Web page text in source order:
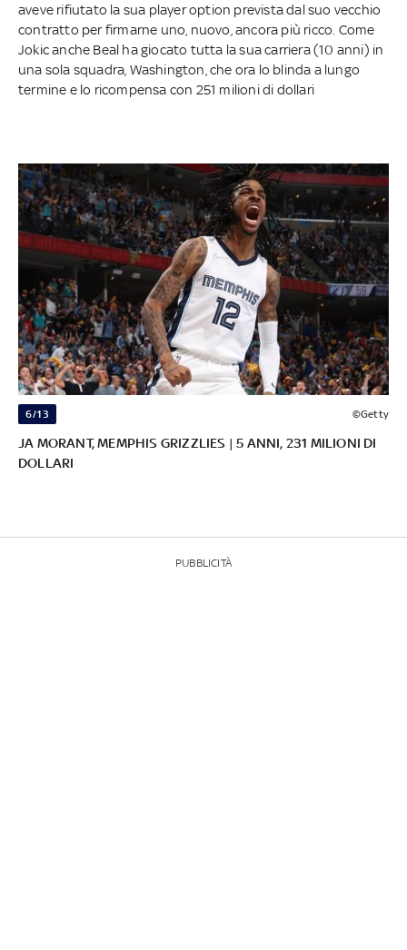
aveve rifiutato la sua player option prevista dal suo vecchio
contratto per firmarne uno, nuovo, ancora più ricco. Come
Jokic anche Beal ha giocato tutta la sua carriera (10 anni) in
una sola squadra, Washington, che ora lo blinda a lungo
termine e lo ricompensa con 251 milioni di dollari
6/13 ©Getty
JA MORANT, MEMPHIS GRIZZLIES | 5 ANNI, 231 MILIONI DI
DOLLARI
PUBBLICITÀ